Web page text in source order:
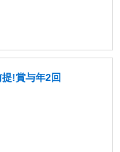
!賞与年2回